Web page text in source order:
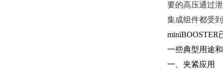
要的高压通过
集成组件都受
miniBOOSTER
一些典型用途
一、夹紧应用